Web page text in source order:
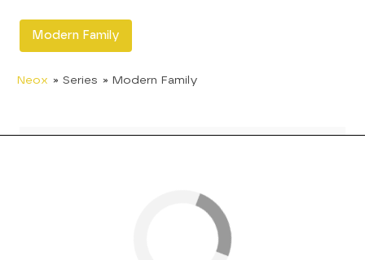
Modern Family
Neox » Series » Modern Family